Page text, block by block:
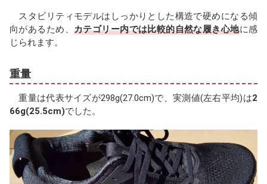
スタビリティモデルはしっかりとした構造で硬めになる傾
向があるため、 カテゴリー内では比較的自然な履き心地に感
じられます。
重量
重量は代表サイズが298g(27.0cm)で、実測値(左右平均)は2
66g(25.5cm)でした。